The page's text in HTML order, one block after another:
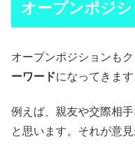
オープンポジ
オープンポジションも
ーワードになってきます
例えば、親友や交際相
と思います。それが意